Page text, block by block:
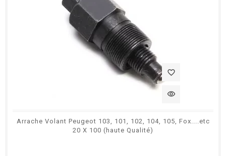
favorite_border
visibility
Arrache Volant Peugeot 103, 101, 102, 104, 105, Fox....etc
20 X 100 (haute Qualité)